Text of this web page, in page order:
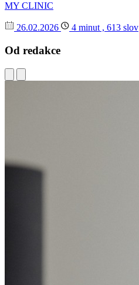
MY CLINIC
26.02.2026 4 minut , 613 slov
Od redakce